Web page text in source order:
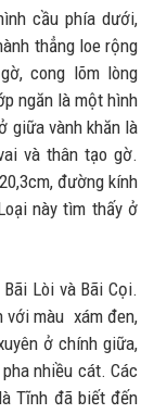
cầu phía dưới,
thẳng loe rộng
cong lõm lòng
ngăn là một hình
giữa vành khăn là
và thân tạo gờ.
đường kính
này tìm thấy ở
Lòi và Bãi Cọi.
với màu xám đen,
ở chính giữa,
nhiều cát. Các
Tĩnh đã biết đến